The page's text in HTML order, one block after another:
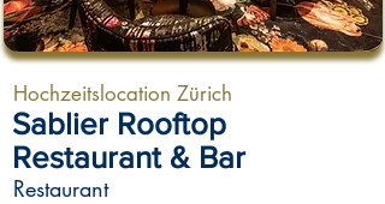
Hochzeitslocation Zürich
Sablier Rooftop
Restaurant & Bar
Restaurant